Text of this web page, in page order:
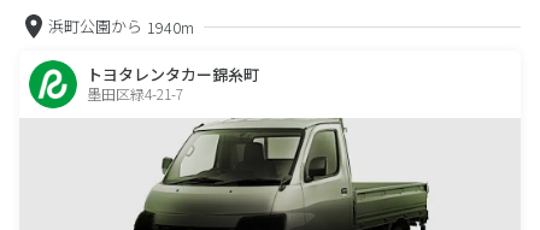
浜町公園から 1940m
トヨタレンタカー錦糸町
墨田区緑4-21-7